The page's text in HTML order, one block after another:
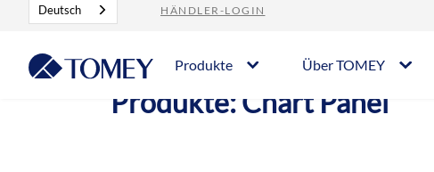
Deutsch HÄNDLER-LOGIN
Produkte Über TOMEY
Produkte Sehzeichenmonitor
Produkte: Chart Panel